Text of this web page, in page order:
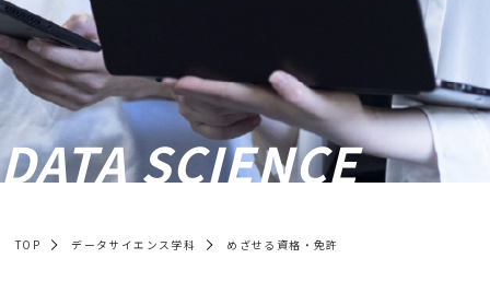
教員紹介
就職情報
DATA SCIENCE
TOP データサイエンス学科 めざせる資格・免許